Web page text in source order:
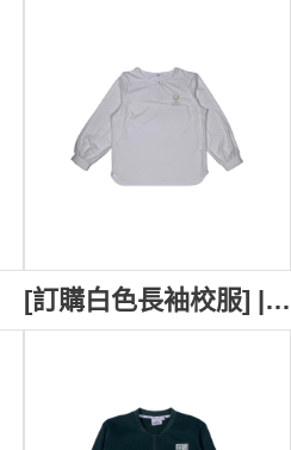
[訂購白色長袖校服] | 教師工作服 | 袖子鈕扣款式設計 | 繡花LOGO校徽 | Unity Grammar SU413